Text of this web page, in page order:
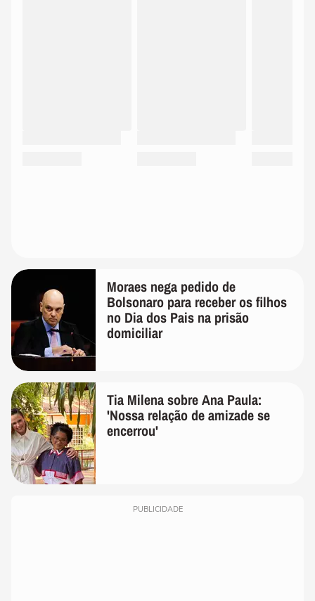
Moraes nega pedido de
Bolsonaro para receber os filhos
no Dia dos Pais na prisão
domiciliar
Tia Milena sobre Ana Paula:
'Nossa relação de amizade se
encerrou'
PUBLICIDADE